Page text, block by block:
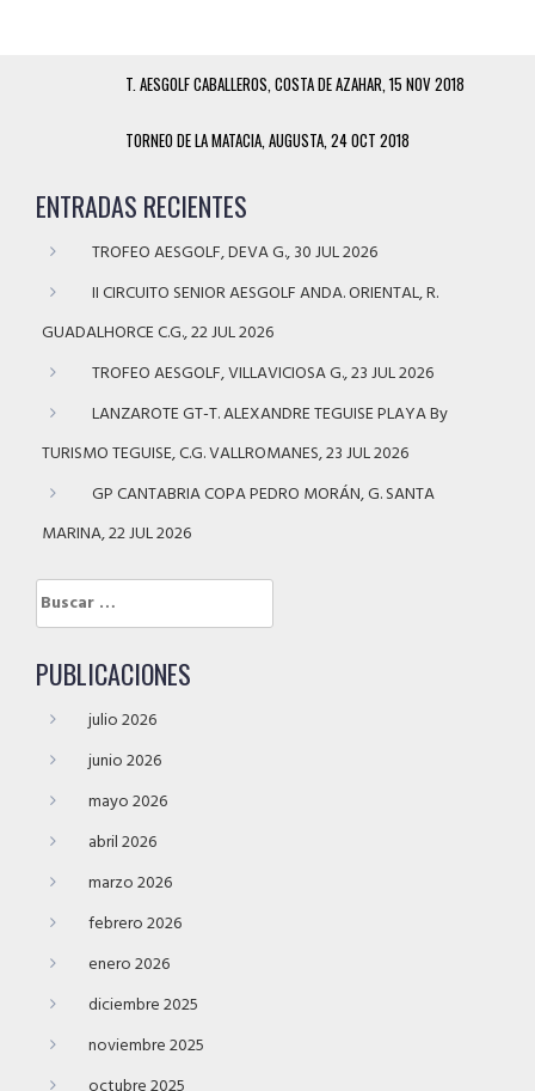
T. AESGOLF CABALLEROS, COSTA DE AZAHAR, 15 NOV 2018
TORNEO DE LA MATACIA, AUGUSTA, 24 OCT 2018
ENTRADAS RECIENTES
TROFEO AESGOLF, DEVA G., 30 JUL 2026
II CIRCUITO SENIOR AESGOLF ANDA. ORIENTAL, R.
GUADALHORCE C.G., 22 JUL 2026
TROFEO AESGOLF, VILLAVICIOSA G., 23 JUL 2026
LANZAROTE GT-T. ALEXANDRE TEGUISE PLAYA By
TURISMO TEGUISE, C.G. VALLROMANES, 23 JUL 2026
GP CANTABRIA COPA PEDRO MORÁN, G. SANTA
MARINA, 22 JUL 2026
Buscar:
PUBLICACIONES
julio 2026
junio 2026
mayo 2026
abril 2026
marzo 2026
febrero 2026
enero 2026
diciembre 2025
noviembre 2025